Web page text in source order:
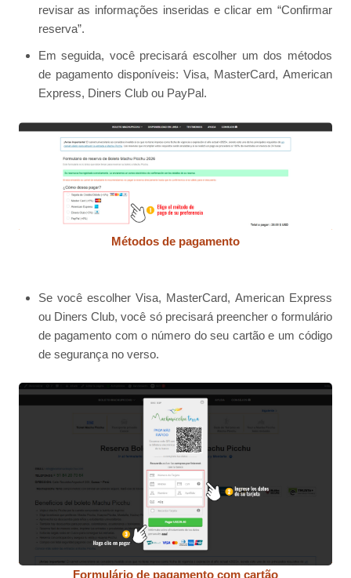
revisar as informações inseridas e clicar em “Confirmar
reserva”.
Em seguida, você precisará escolher um dos métodos
de pagamento disponíveis: Visa, MasterCard, American
Express, Diners Club ou PayPal.
Métodos de pagamento
Se você escolher Visa, MasterCard, American Express
ou Diners Club, você só precisará preencher o formulário
de pagamento com o número do seu cartão e um código
de segurança no verso.
Formulário de pagamento com cartão